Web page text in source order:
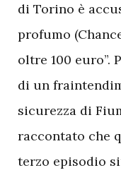
di Torino è
profumo
oltre 100 euro”.
di un
sicurezza di
raccontato che
terzo episodio